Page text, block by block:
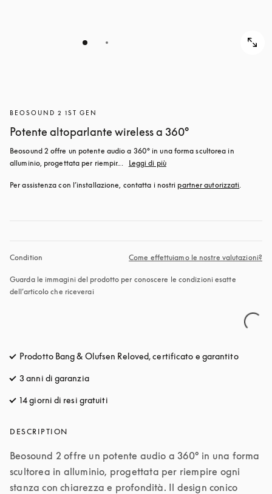
BEOSOUND 2 1ST GEN
Potente altoparlante wireless a 360°
Beosound 2 offre un potente audio a 360° in una forma scultorea in
alluminio, progettata per riempir...
Leggi di più
Per assistenza con l’installazione, contatta i nostri partner autorizzati.
Condition Come effettuiamo le nostre valutazioni?
Guarda le immagini del prodotto per conoscere le condizioni esatte
dell’articolo che riceverai
Prodotto Bang & Olufsen Reloved, certificato e garantito
3 anni di garanzia
14 giorni di resi gratuiti
DESCRIPTION
Beosound 2 offre un potente audio a 360° in una forma
scultorea in alluminio, progettata per riempire ogni
stanza con chiarezza e profondità. Il design conico